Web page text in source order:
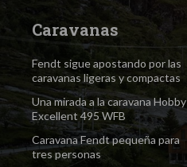
Caravanas
Fendt sigue apostando por las
caravanas ligeras y compactas
Una mirada a la caravana Hobby
Excellent 495 WFB
Caravana Fendt pequeña para
tres personas